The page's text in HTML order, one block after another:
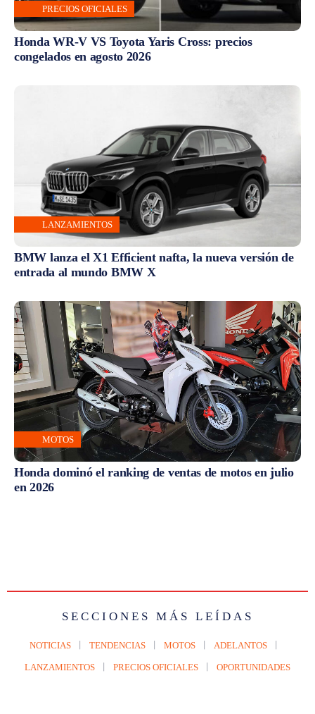
PRECIOS OFICIALES
Honda WR-V VS Toyota Yaris Cross: precios
congelados en agosto 2026
LANZAMIENTOS
BMW lanza el X1 Efficient nafta, la nueva versión de
entrada al mundo BMW X
MOTOS
Honda dominó el ranking de ventas de motos en julio
en 2026
SECCIONES MÁS LEÍDAS
NOTICIAS TENDENCIAS MOTOS ADELANTOS
LANZAMIENTOS PRECIOS OFICIALES OPORTUNIDADES